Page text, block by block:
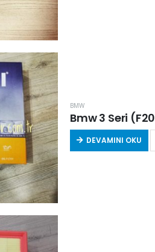
BMW
Bmw 3 Seri
DEVAMINI OKU